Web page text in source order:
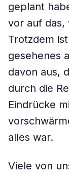
geplant
vor auf das,
Trotzdem
gesehenes
davon aus,
durch die
Eindrücke
alles war.
Viele von